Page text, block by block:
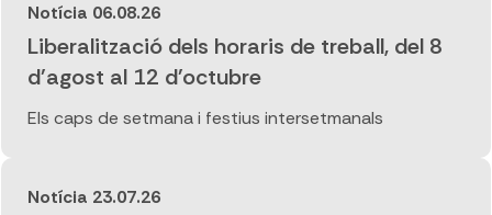
Notícia 06.08.26
Liberalització dels horaris de treball, del 8
d'agost al 12 d'octubre
Els caps de setmana i festius intersetmanals
Notícia 23.07.26